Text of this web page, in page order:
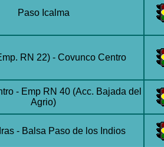
Paso Icalma
RN 22) - Covunco Centro
- Emp RN 40 (Acc. Bajada del
Agrio)
- Balsa Paso de los Indios